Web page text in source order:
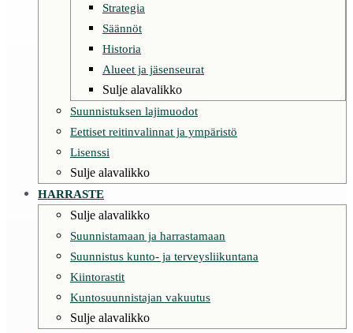
Strategia
Säännöt
Historia
Alueet ja jäsenseurat
Sulje alavalikko
Suunnistuksen lajimuodot
Eettiset reitinvalinnat ja ympäristö
Lisenssi
Sulje alavalikko
HARRASTE
Sulje alavalikko
Suunnistamaan ja harrastamaan
Suunnistus kunto- ja terveysliikuntana
Kiintorastit
Kuntosuunnistajan vakuutus
Sulje alavalikko